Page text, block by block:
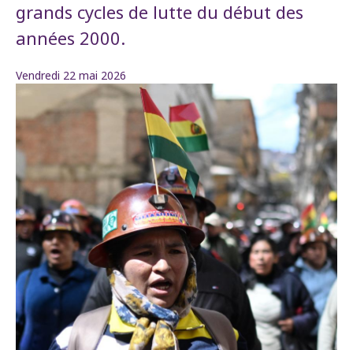
grands cycles de lutte du début des
années 2000.
Vendredi 22 mai 2026